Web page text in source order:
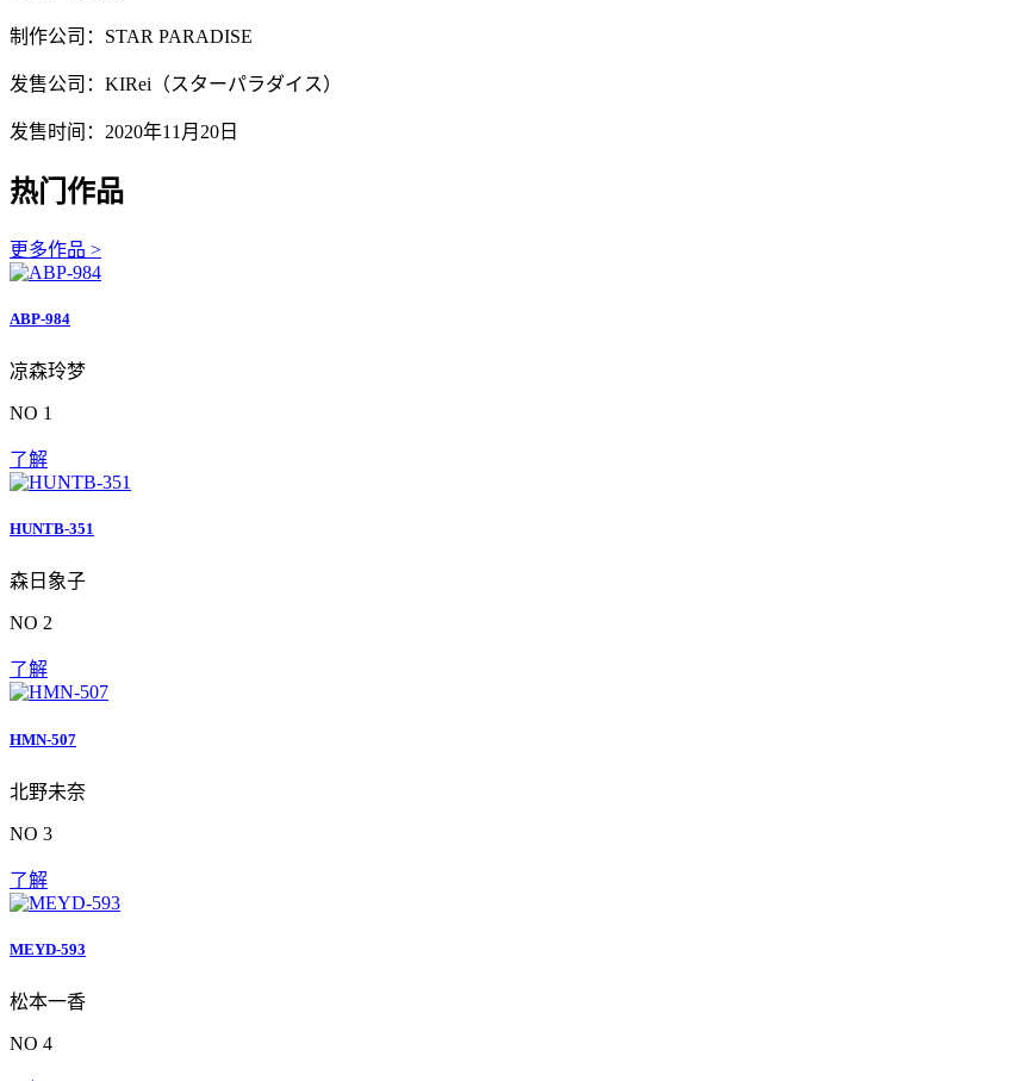
制作公司：STAR PARADISE
发售公司：KIRei（スターパラダイス）
发售时间：2020年11月20日
热门作品
更多作品 >
ABP-984
凉森玲梦
NO 1
了解
HUNTB-351
森日象子
NO 2
了解
HMN-507
北野未奈
NO 3
了解
MEYD-593
松本一香
NO 4